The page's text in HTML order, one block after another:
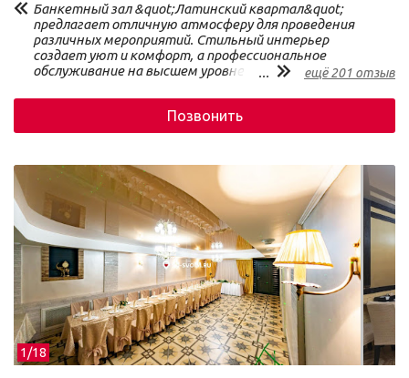
Банкетный зал &quot;Латинский квартал&quot;
предлагает отличную атмосферу для проведения
различных мероприятий. Стильный интерьер
создает уют и комфорт, а профессиональное
обслуживание на высшем уровне. Меню
кухню. Расположение удобное, есть большая
парковка. Рекомендую &quot;Латинский
квартал&quot; всем, кто ищет идеальное место для
мероприятия.
... ещё 201 отзыв
Позвонить
1/18